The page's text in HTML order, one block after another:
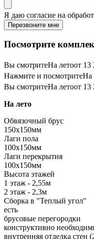
Я даю согласие на
Перезвоните мне
Посмотрите
Вы смотритеНа летоот 13
Нажмите и посмотритеНа
Вы смотритеНа летоот 13
На лето
Обвязочный брус
150х150мм
Лаги пола
100х150мм
Лаги перекрытия
100х150мм
Высота этажей
1 этаж - 2,55м
2 этаж - 2,3м
Сборка в "Теплый угол"
есть
брусовые перегородки
конструктивно
внутренняя отделка стен